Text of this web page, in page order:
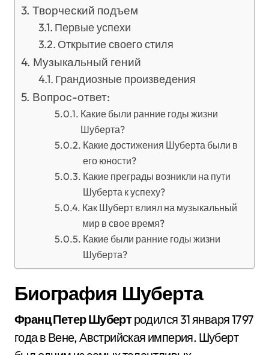
Творческий подъем
Первые успехи
Открытие своего стиля
Музыкальный гений
Грандиозные произведения
Вопрос-ответ:
Какие были ранние годы жизни
Шуберта?
Какие достижения Шуберта были в
его юности?
Какие преграды возникли на пути
Шуберта к успеху?
Как Шуберт влиял на музыкальный
мир в свое время?
Какие были ранние годы жизни
Шуберта?
Биография Шуберта
Франц Петер Шубертродился 31 января 1797
года в Вене, Австрийская империя. Шуберт